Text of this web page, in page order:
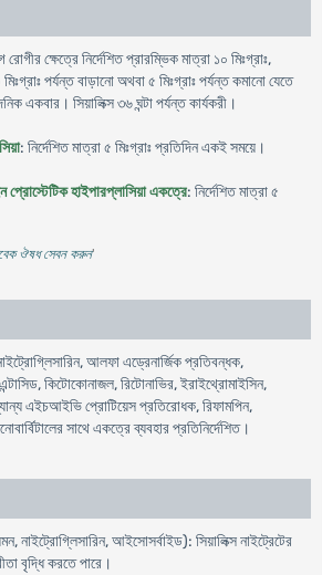
রোগীর ক্ষেত্রে নির্দেশিত প্রারম্ভিক মাত্রা ১০ মিঃগ্রাঃ,
পর্যন্ত বাড়ানো অথবা ৫ মিঃগ্রাঃ পর্যন্ত কমানো যেতে
একবার। সিয়ালিক্স ৩৬ ঘন্টা পর্যন্ত কার্যকরী।
: নির্দেশিত মাত্রা ৫ মিঃগ্রাঃ প্রতিদিন একই সময়ে।
প্রোস্টেটিক হাইপারপ্লাসিয়া একত্রে: নির্দেশিত মাত্রা ৫
ঔষধ সেবন করুন'
আলফা এড্রেনার্জিক প্রতিবন্ধক,
কিটোকোনাজল, রিটোনাভির, ইরাইথ্রোমাইসিন,
এইচআইভি প্রোটিয়েস প্রতিরোধক, রিফামপিন,
সাথে একত্রে ব্যবহার প্রতিনির্দেশিত।
নাইট্রোগ্লিসারিন, আইসোসর্বাইড): সিয়ালিক্স নাইট্রেটের
বৃদ্ধি করতে পারে।